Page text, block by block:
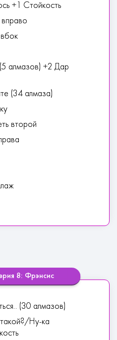
+1 Стойкость
вправо
алмазов) +2 Дар
(34 алмаза)
второй
8: Фрэнсис
(30 алмазов)
Ну-ка